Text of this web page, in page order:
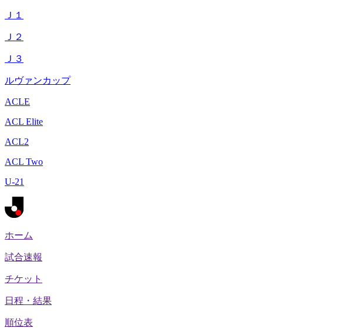
Ｊ１
Ｊ２
Ｊ３
ルヴァンカップ
ACLE
ACL Elite
ACL2
ACL Two
U-21
ホーム
試合速報
チケット
日程・結果
順位表